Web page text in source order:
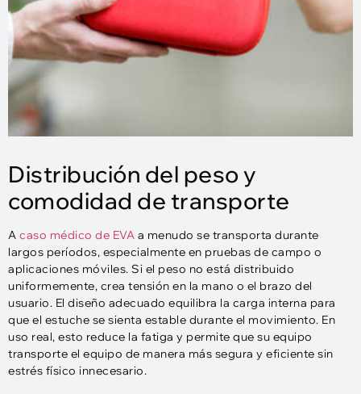
Distribución del peso y
comodidad de transporte
A caso médico de EVA a menudo se transporta durante
largos períodos, especialmente en pruebas de campo o
aplicaciones móviles. Si el peso no está distribuido
uniformemente, crea tensión en la mano o el brazo del
usuario. El diseño adecuado equilibra la carga interna para
que el estuche se sienta estable durante el movimiento. En
uso real, esto reduce la fatiga y permite que su equipo
transporte el equipo de manera más segura y eficiente sin
estrés físico innecesario.